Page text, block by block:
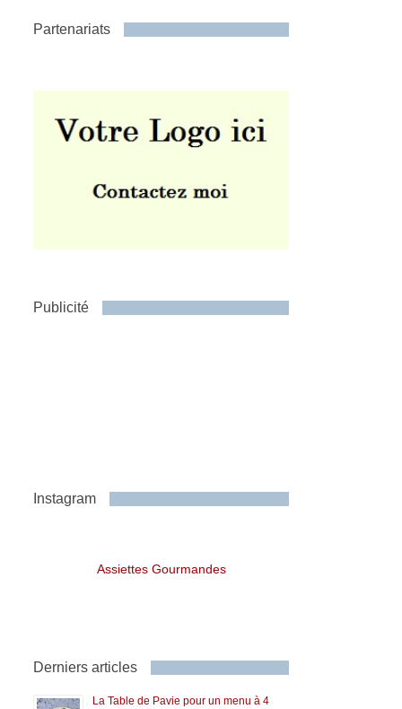
Partenariats
Publicité
Instagram
Assiettes Gourmandes
Derniers articles
La Table de Pavie pour un menu à 4